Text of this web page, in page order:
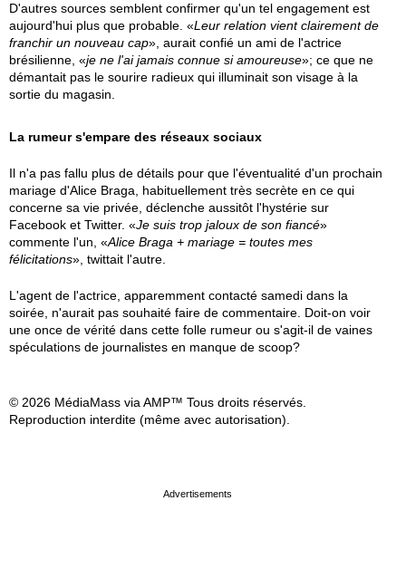
D'autres sources semblent confirmer qu'un tel engagement est
aujourd'hui plus que probable. «Leur relation vient clairement de
franchir un nouveau cap», aurait confié un ami de l'actrice
brésilienne, «je ne l'ai jamais connue si amoureuse»; ce que ne
démantait pas le sourire radieux qui illuminait son visage à la
sortie du magasin.
La rumeur s'empare des réseaux sociaux
Il n'a pas fallu plus de détails pour que l'éventualité d'un prochain
mariage d'Alice Braga, habituellement très secrète en ce qui
concerne sa vie privée, déclenche aussitôt l'hystérie sur
Facebook et Twitter. «Je suis trop jaloux de son fiancé»
commente l'un, «Alice Braga + mariage = toutes mes
félicitations», twittait l'autre.
L'agent de l'actrice, apparemment contacté samedi dans la
soirée, n'aurait pas souhaité faire de commentaire. Doit-on voir
une once de vérité dans cette folle rumeur ou s'agit-il de vaines
spéculations de journalistes en manque de scoop?
© 2026 MédiaMass via AMP™ Tous droits réservés.
Reproduction interdite (même avec autorisation).